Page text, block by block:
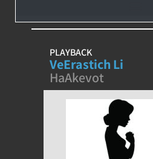
PLAYBACK
VeErastich Li
HaAkevot